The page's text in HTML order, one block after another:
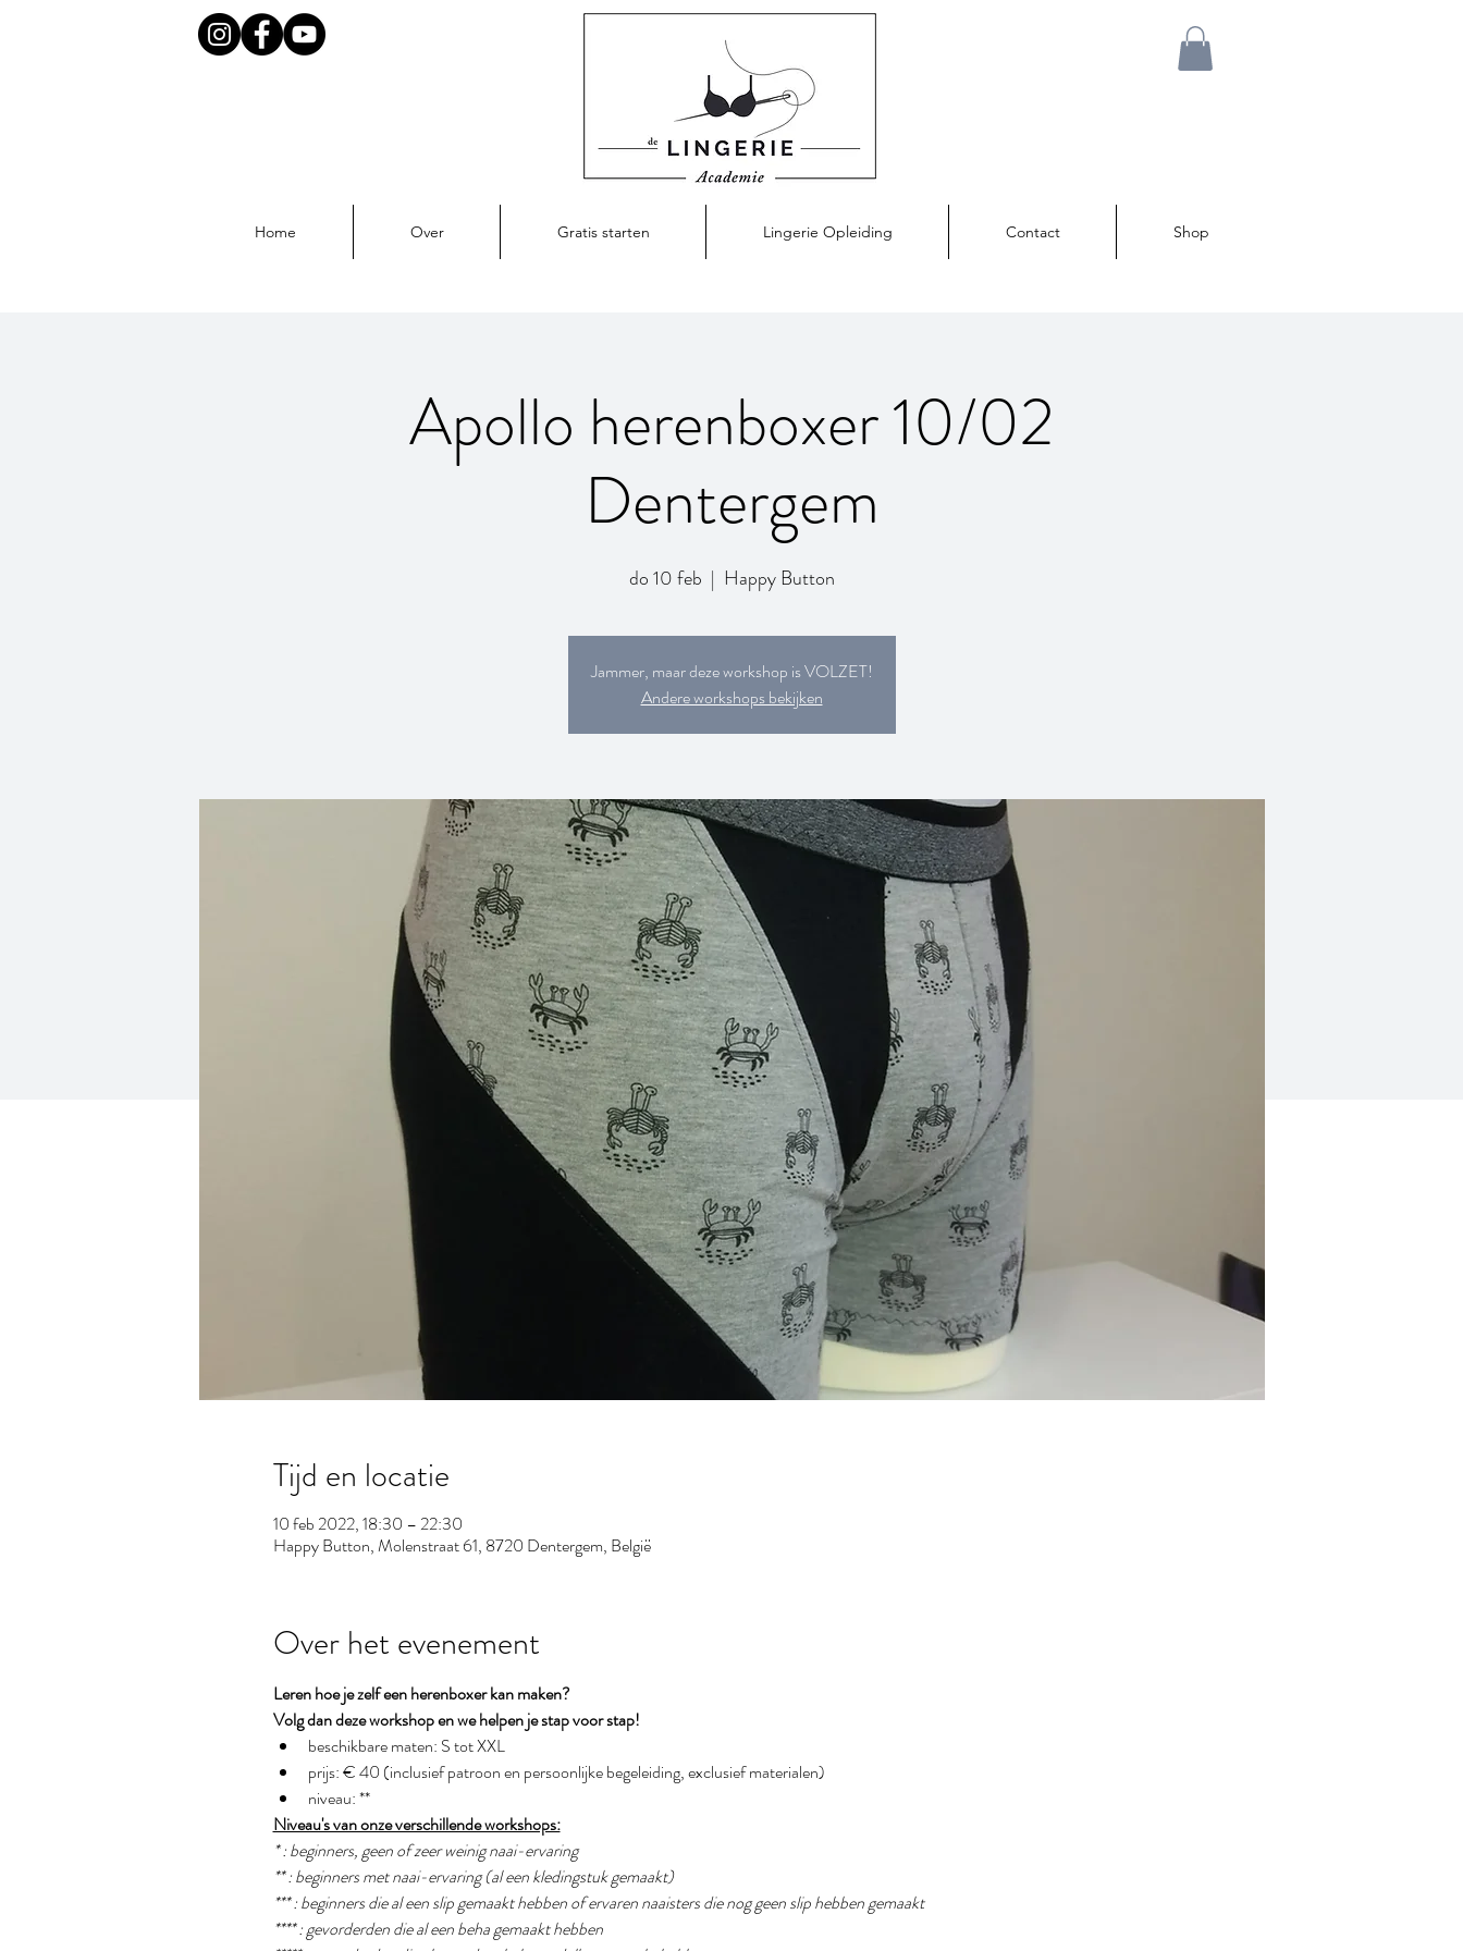
Home Over Gratis starten Lingerie Opleiding Contact Shop
Apollo herenboxer 10/02
Dentergem
do 10 feb
  |
Happy Button
Jammer, maar deze workshop is VOLZET!
Andere workshops bekijken
Tijd en locatie
10 feb 2022, 18:30 – 22:30
Happy Button, Molenstraat 61, 8720 Dentergem, België
Over het evenement
Leren hoe je zelf een herenboxer kan maken?
Volg dan deze workshop en we helpen je stap voor stap!
beschikbare maten: S tot XXL
prijs: € 40 (inclusief patroon en persoonlijke begeleiding, exclusief materialen)
niveau: **
Niveau's van onze verschillende workshops:
* : beginners, geen of zeer weinig naai-ervaring
** : beginners met naai-ervaring (al een kledingstuk gemaakt)
*** : beginners die al een slip gemaakt hebben of ervaren naaisters die nog geen slip hebben gemaakt
**** : gevorderden die al een beha gemaakt hebben